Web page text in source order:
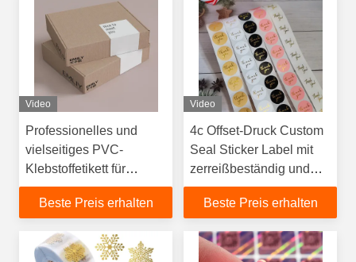
Video
Professionelles und
vielseitiges PVC-
Klebstoffetikett für
Siegel-Aufkleber
Beste Preis erhalten
Video
4c Offset-Druck Custom
Seal Sticker Label mit
zerreißbeständig und
individuell
Beste Preis erhalten